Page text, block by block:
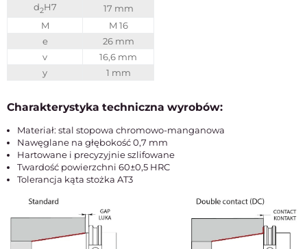
d2H7
17 mm
M
M 16
e
26 mm
v
16,6 mm
y
1 mm
Charakterystyka techniczna wyrobów:
Materiał: stal stopowa chromowo-manganowa
Nawęglane na głębokość 0,7 mm
Hartowane i precyzyjnie szlifowane
Twardość powierzchni 60±0,5 HRC
Tolerancja kąta stożka AT3